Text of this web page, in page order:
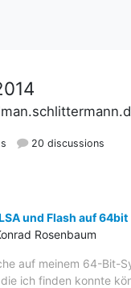
20 discussions
und Flash auf 64bit
Rosenbaum
auf meinem 64-Bit-
ich finden konnte